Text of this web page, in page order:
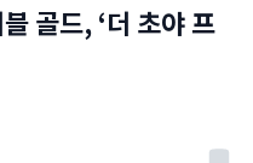
골드, ‘더 초야 프